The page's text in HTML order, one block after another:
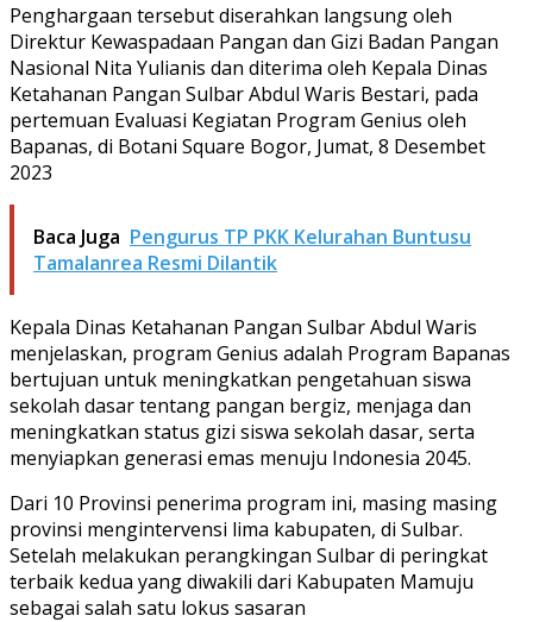
Penghargaan tersebut diserahkan langsung oleh
Direktur Kewaspadaan Pangan dan Gizi Badan Pangan
Nasional Nita Yulianis dan diterima oleh Kepala Dinas
Ketahanan Pangan Sulbar Abdul Waris Bestari, pada
pertemuan Evaluasi Kegiatan Program Genius oleh
Bapanas, di Botani Square Bogor, Jumat, 8 Desembet
2023
Baca Juga Pengurus TP PKK Kelurahan Buntusu
Tamalanrea Resmi Dilantik
Kepala Dinas Ketahanan Pangan Sulbar Abdul Waris
menjelaskan, program Genius adalah Program Bapanas
bertujuan untuk meningkatkan pengetahuan siswa
sekolah dasar tentang pangan bergiz, menjaga dan
meningkatkan status gizi siswa sekolah dasar, serta
menyiapkan generasi emas menuju Indonesia 2045.
Dari 10 Provinsi penerima program ini, masing masing
provinsi mengintervensi lima kabupaten, di Sulbar.
Setelah melakukan perangkingan Sulbar di peringkat
terbaik kedua yang diwakili dari Kabupaten Mamuju
sebagai salah satu lokus sasaran